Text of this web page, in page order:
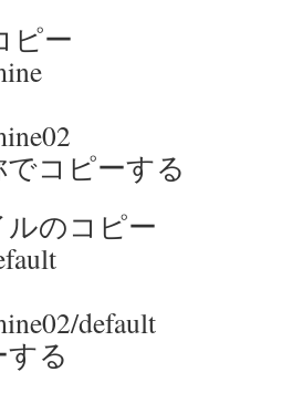
ピー
コピーする
ルのコピー
default
る